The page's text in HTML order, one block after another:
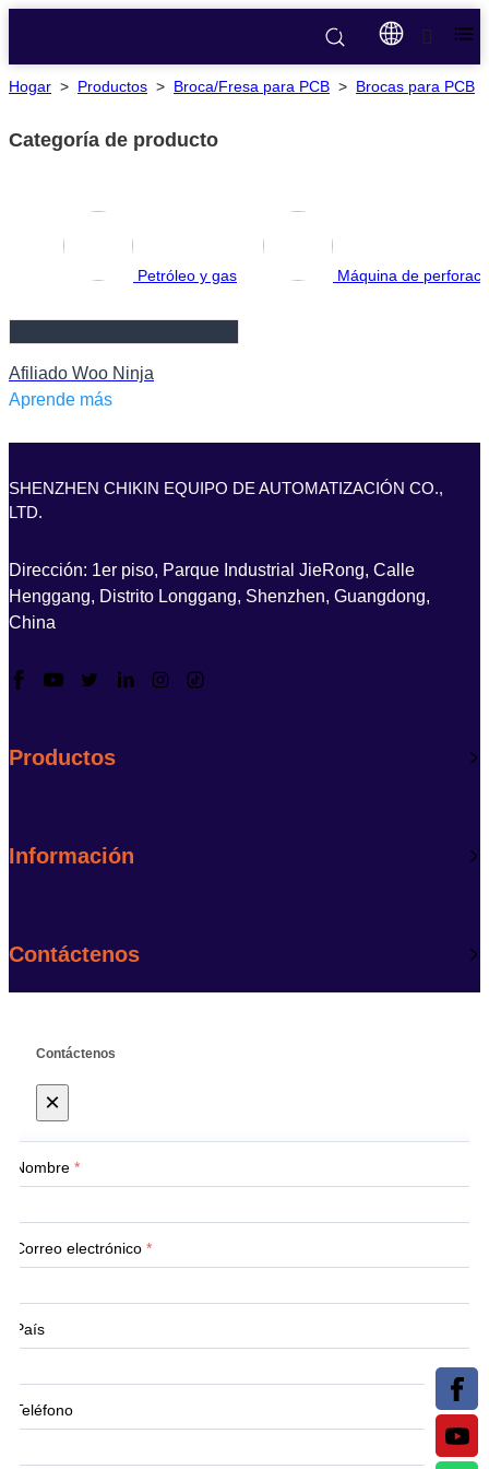
Hogar > Productos > Broca/Fresa para PCB > Brocas para PCB
Categoría de producto
Petróleo y gas Máquina de
Afiliado Woo Ninja
Aprende más
SHENZHEN CHIKIN EQUIPO DE AUTOMATIZACIÓN CO.,
LTD.
Dirección: 1er piso, Parque Industrial JieRong, Calle
Henggang, Distrito Longgang, Shenzhen, Guangdong,
China
Productos
Información
Contáctenos
Contáctenos
×
Nombre *
Correo electrónico *
País
Teléfono